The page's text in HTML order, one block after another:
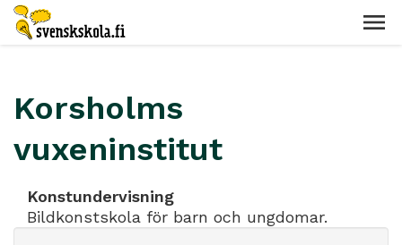
Korsholms
vuxeninstitut
Konstundervisning
Bildkonstskola för barn och ungdomar.